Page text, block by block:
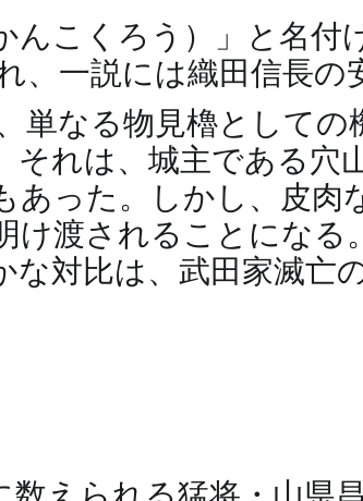
こくろう）」と名付
、一説には織田信長の
単なる物見櫓としての
れは、城主である穴
あった。しかし、皮肉
け渡されることになる
対比は、武田家滅亡
数えられる猛将・山県